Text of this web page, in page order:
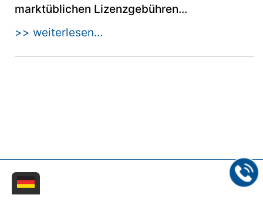
marktüblichen Lizenzgebühren...
>> weiterlesen...